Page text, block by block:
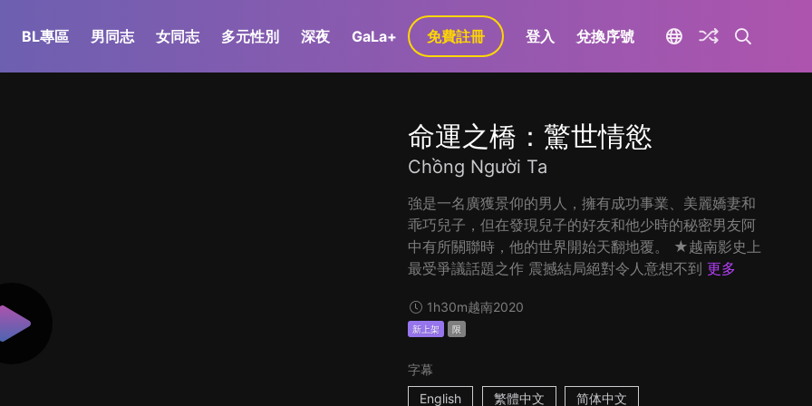
BL專區 男同志 女同志 多元性別 深夜 GaLa+ 免費註冊 登入 兌換序號
命運之橋：驚世情慾
Chồng Người Ta
強是一名廣獲景仰的男人，擁有成功事業、美麗嬌妻和
乖巧兒子，但在發現兒子的好友和他少時的秘密男友阿
中有所關聯時，他的世界開始天翻地覆。 ★越南影史上
最受爭議話題之作 震撼結局絕對令人意想不到 更多
1h30m越南2020
新上架 限
字幕
English
繁體中文 简体中文